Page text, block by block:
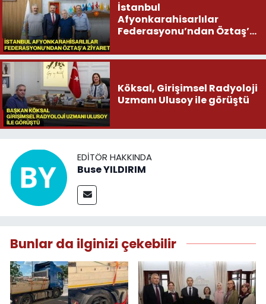
İstanbul
Afyonkarahisarlılar
Federasyonu’ndan Öztaş’a
Köksal, Girişimsel Radyoloji
Uzmanı Ulusoy ile görüştü
EDITÖR HAKKINDA
Buse YILDIRIM
Bunlar da ilginizi çekebilir